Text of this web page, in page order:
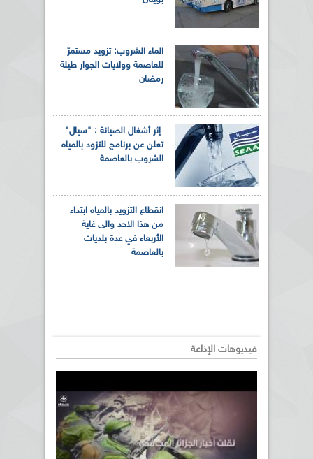
الماء الشروب: تزويد مستمرّ
للعاصمة وولايات الجوار طيلة
رمضان
إثر أشغال الصيانة : "سيال"
تعلن عن برنامج للتزود بالمياه
الشروب بالعاصمة
انقطاع التزويد بالمياه ابتداء
من هذا الاحد والى غاية
الأربعاء في عدة بلديات
بالعاصمة
فيديوهات الإذاعة